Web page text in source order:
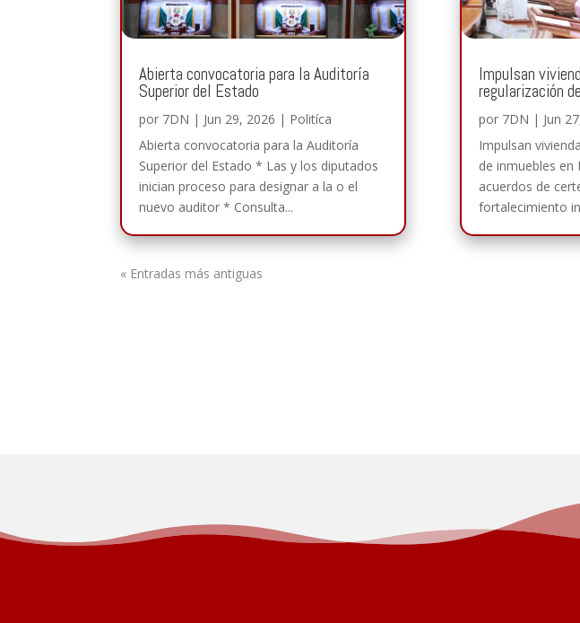
Abierta convocatoria para la Auditoría
Superior del Estado
por 7DN | Jun 29, 2026 | Politíca
Abierta convocatoria para la Auditoría
Superior del Estado * Las y los diputados
inician proceso para designar a la o el
nuevo auditor * Consulta...
Impulsan
regularización
por 7DN | Jun
Impulsan
de inmuebles en
acuerdos de
fortalecimiento
« Entradas más antiguas